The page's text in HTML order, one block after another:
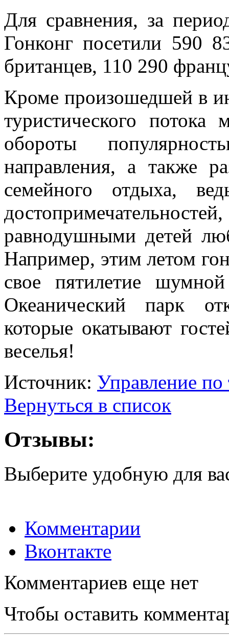
Для сравнения, за
Гонконг посетили 590
британцев, 110 290
Кроме произошедшей в
туристического
обороты
направления, а также
семейного отдыха,
равнодушными детей
Например, этим летом
свое пятилетие
Океанический парк
которые окатывают
веселья!
Источник: Управление по
Вернуться в список
Отзывы:
Выберите удобную для
Комментарии
Вконтакте
Комментариев еще нет
Чтобы оставить